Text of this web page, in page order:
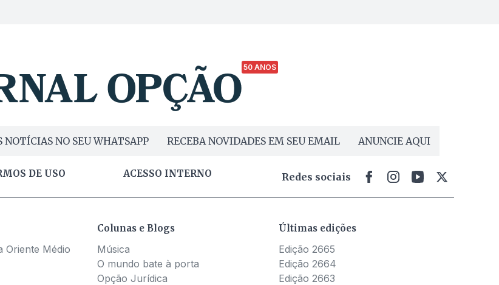
50 ANOS
NOTÍCIAS NO SEU WHATSAPP RECEBA NOVIDADES EM SEU EMAIL ANUNCIE AQUI
DE USO ACESSO INTERNO Redes sociais
Oriente Médio
Colunas e Blogs
Música
O mundo bate à porta
Opção Jurídica
Últimas edições
Edição 2665
Edição 2664
Edição 2663